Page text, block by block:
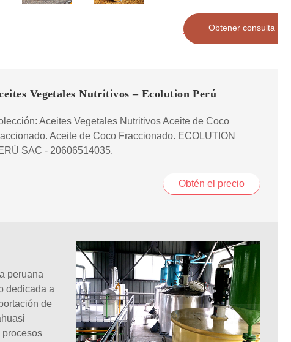
Obtener consulta
Vegetales Nutritivos – Ecolution Perú
Aceites Vegetales Nutritivos Aceite de Coco
Aceite de Coco Fraccionado. ECOLUTION
SAC - 20606514035.
Obtén el precio
peruana
dedicada a
de
procesos